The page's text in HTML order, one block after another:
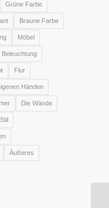
Grüne Farbe
Braune Farbe
Möbel
Beleuchtung
Flur
Händen
Die Wände
Äußeres